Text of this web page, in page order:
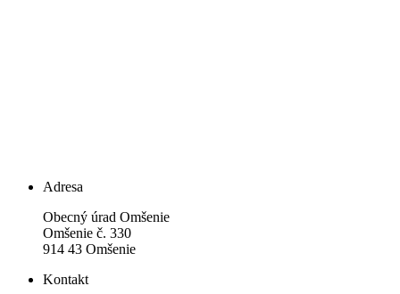
Adresa
Obecný úrad Omšenie
Omšenie č. 330
914 43 Omšenie
Kontakt